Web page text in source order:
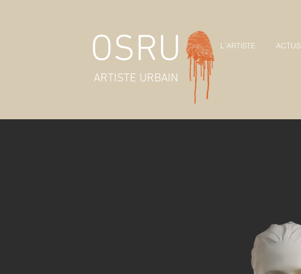
OSRU
ARTISTE URBAIN
L'ARTISTE ACTUS